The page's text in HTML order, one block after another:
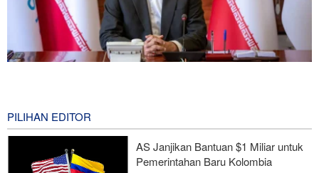
Araghchi kepada Negara Tetangga: Kini Saatnya Andalkan Diri
Sendiri dan Jalin Persaudaraan Sejati
PILIHAN EDITOR
AS Janjikan Bantuan $1 Miliar untuk
Pemerintahan Baru Kolombia